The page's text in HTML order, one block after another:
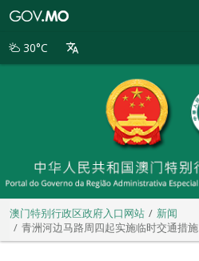
别
30°C
澳门特别行政区政府入口网站
新闻
青洲河边马路周四起实施临时交通措施